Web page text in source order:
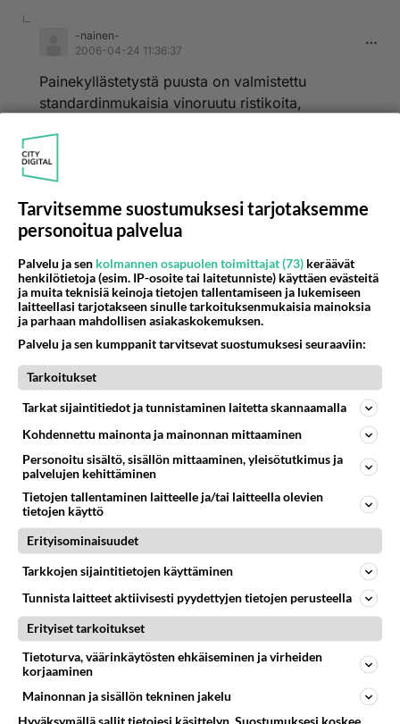
-nainen-
2006-04-24 11:36:37
Painekyllästetystä puusta on valmistettu
standardinmukaisia vinoruutu ristikoita,
140x200. Ristikon voi kiinnittää parvekkeen
betonreunaan (kaiteeseen) ja sivuseinään metalli
kestää kovemmassakin tuulessa. Näitä
näkösuojakehikoita myy puutarha-alanmyymälät
ympäri Suomea.
köynnöskasvin, jonka voi istuttaa vastaavaan
painekyllästettyyn istutuslaatikkoon parvekkeen
Äänestä Kommentoi
peukku kämmenessäkin osasi
2006-04-16 09:42:01
Sitten ostat muutaman pussin irtohelmiä. Sitten
vaan alat punomaan helmiverhoa, sellaista kuin
haluat. Metallilankaa pystyy taivuttelemaan miten
vaan,ja kun suunnittelet, siitä tulee kaunis. Mulla
roikkuu sellaisia lankavirityksiä takapihan pergolan
raoista villiviinin seassa,hauska näky.
Tarvitsemme suostumuksesi tarjotaksemme
personoitua palvelua
Palvelu ja sen kolmannen osapuolen toimittajat (73) keräävät
henkilötietoja (esim. IP-osoite tai laitetunniste) käyttäen evästeitä
ja muita teknisiä keinoja tietojen tallentamiseen ja lukemiseen
laitteellasi tarjotakseen sinulle tarkoituksenmukaisia mainoksia
ja parhaan mahdollisen asiakaskokemuksen.
Palvelu ja sen kumppanit tarvitsevat suostumuksesi seuraaviin:
Tarkoitukset
Tarkat sijaintitiedot ja tunnistaminen laitetta skannaamalla
Kohdennettu mainonta ja mainonnan mittaaminen
Personoitu sisältö, sisällön mittaaminen, yleisötutkimus ja
palvelujen kehittäminen
Tietojen tallentaminen laitteelle ja/tai laitteella olevien
tietojen käyttö
Erityisominaisuudet
Tarkkojen sijaintitietojen käyttäminen
Tunnista laitteet aktiivisesti pyydettyjen tietojen perusteella
Erityiset tarkoitukset
Tietoturva, väärinkäytösten ehkäiseminen ja virheiden
korjaaminen
Mainonnan ja sisällön tekninen jakelu